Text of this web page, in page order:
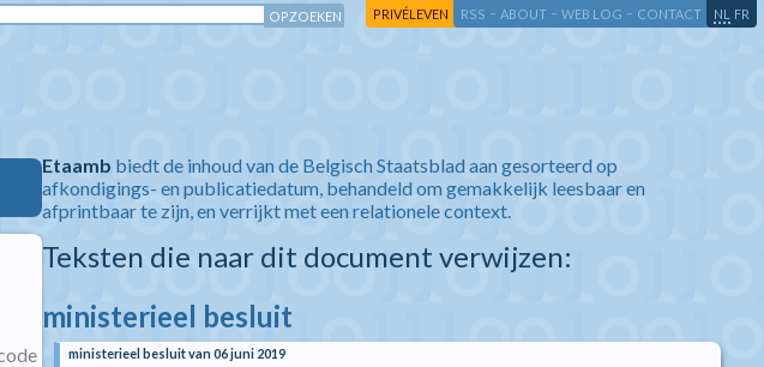
PRIVÉLEVEN RSS - ABOUT - WEB LOG - CONTACT NL FR
Etaamb biedt de inhoud van de Belgisch Staatsblad aan gesorteerd op
afkondigings- en publicatiedatum, behandeld om gemakkelijk leesbaar en
afprintbaar te zijn, en verrijkt met een relationele context.
Teksten die naar dit document verwijzen:
ministerieel besluit
ministerieel besluit van 06 juni 2019